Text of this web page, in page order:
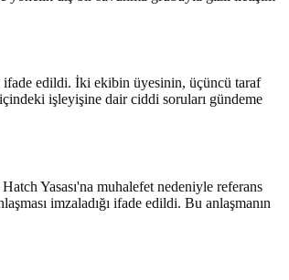
ifade edildi. İki ekibin üyesinin, üçüncü taraf
işleyişine dair ciddi soruları gündeme
Yasası'na muhalefet nedeniyle referans
imzaladığı ifade edildi. Bu anlaşmanın